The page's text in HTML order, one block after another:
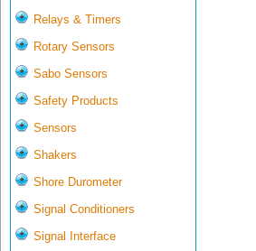
Relays & Timers
Rotary Sensors
Sabo Sensors
Safety Products
Sensors
Shakers
Shore Durometer
Signal Conditioners
Signal Interface